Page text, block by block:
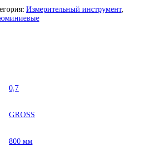
Измерительный инструмент,
0,7
GROSS
800 мм